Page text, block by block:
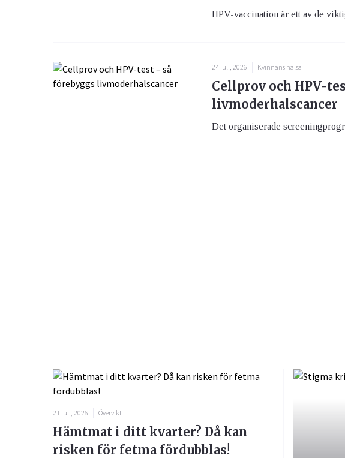
HPV-vaccination är ett av de
24 juli, 2026 Kvinnans hälsa
Cellprov och HPV-
livmoderhalscancer
Det organiserade
21 juli, 2026 Övervikt
Hämtmat i ditt kvarter? Då kan
risken för fetma fördubblas!